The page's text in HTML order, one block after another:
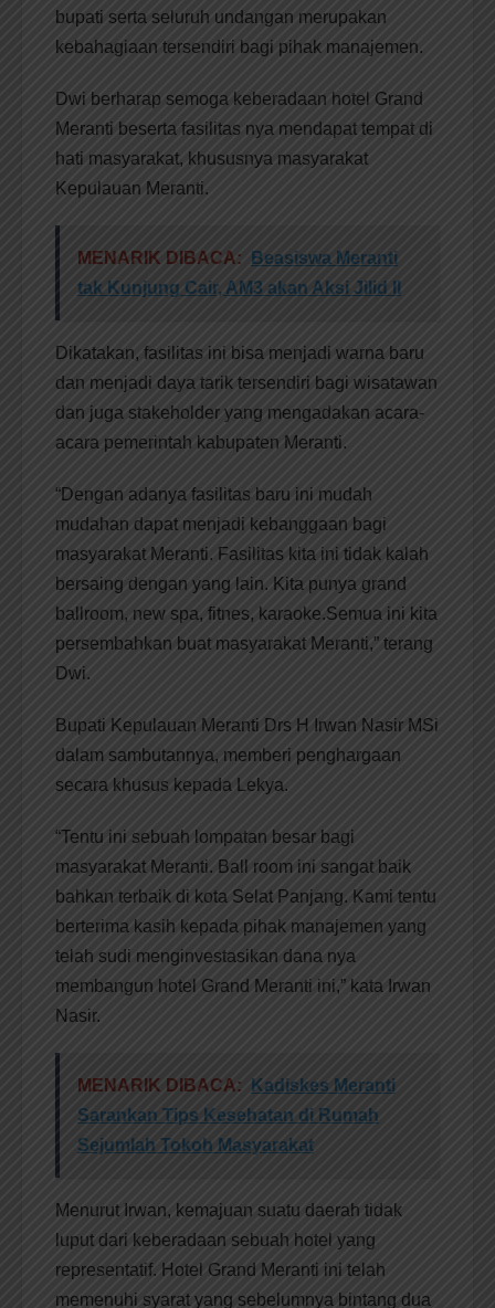
bupati serta seluruh undangan merupakan
kebahagiaan tersendiri bagi pihak manajemen.
Dwi berharap semoga keberadaan hotel Grand
Meranti beserta fasilitas nya mendapat tempat di
hati masyarakat, khususnya masyarakat
Kepulauan Meranti.
MENARIK DIBACA:
Beasiswa Meranti
tak Kunjung Cair, AM3 akan Aksi Jilid II
Dikatakan, fasilitas ini bisa menjadi warna baru
dan menjadi daya tarik tersendiri bagi wisatawan
dan juga stakeholder yang mengadakan acara-
acara pemerintah kabupaten Meranti.
“Dengan adanya fasilitas baru ini mudah
mudahan dapat menjadi kebanggaan bagi
masyarakat Meranti. Fasilitas kita ini tidak kalah
bersaing dengan yang lain. Kita punya grand
ballroom, new spa, fitnes, karaoke.Semua ini kita
persembahkan buat masyarakat Meranti,” terang
Dwi.
Bupati Kepulauan Meranti Drs H Irwan Nasir MSi
dalam sambutannya, memberi penghargaan
secara khusus kepada Lekya.
“Tentu ini sebuah lompatan besar bagi
masyarakat Meranti. Ball room ini sangat baik
bahkan terbaik di kota Selat Panjang. Kami tentu
berterima kasih kepada pihak manajemen yang
telah sudi menginvestasikan dana nya
membangun hotel Grand Meranti ini,” kata Irwan
Nasir.
MENARIK DIBACA:
Kadiskes Meranti
Sarankan Tips Kesehatan di Rumah
Sejumlah Tokoh Masyarakat
Menurut Irwan, kemajuan suatu daerah tidak
luput dari keberadaan sebuah hotel yang
representatif. Hotel Grand Meranti ini telah
memenuhi syarat yang sebelumnya bintang dua